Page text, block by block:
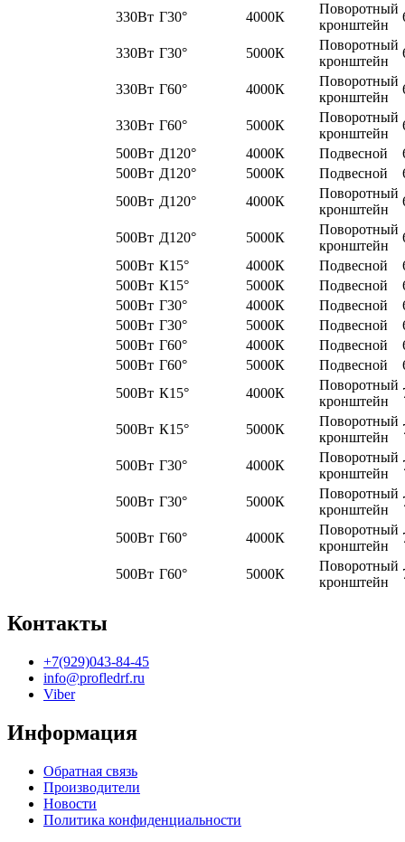
330Вт Г30° 4000К
Поворотный
кронштейн
330Вт Г30° 5000К
Поворотный
кронштейн
330Вт Г60° 4000К
Поворотный
кронштейн
330Вт Г60° 5000К
Поворотный
кронштейн
500Вт Д120° 4000К Подвесной
500Вт Д120° 5000К Подвесной
500Вт Д120° 4000К
Поворотный
кронштейн
500Вт Д120° 5000К
Поворотный
кронштейн
500Вт К15° 4000К Подвесной
500Вт К15° 5000К Подвесной
500Вт Г30° 4000К Подвесной
500Вт Г30° 5000К Подвесной
500Вт Г60° 4000К Подвесной
500Вт Г60° 5000К Подвесной
500Вт К15° 4000К
Поворотный
кронштейн
500Вт К15° 5000К
Поворотный
кронштейн
500Вт Г30° 4000К
Поворотный
кронштейн
500Вт Г30° 5000К
Поворотный
кронштейн
500Вт Г60° 4000К
Поворотный
кронштейн
500Вт Г60° 5000К
Поворотный
кронштейн
Контакты
+7(929)043-84-45
info@profledrf.ru
Viber
Информация
Обратная связь
Производители
Новости
Политика конфиденциальности